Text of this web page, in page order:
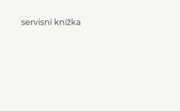
servisní knížka